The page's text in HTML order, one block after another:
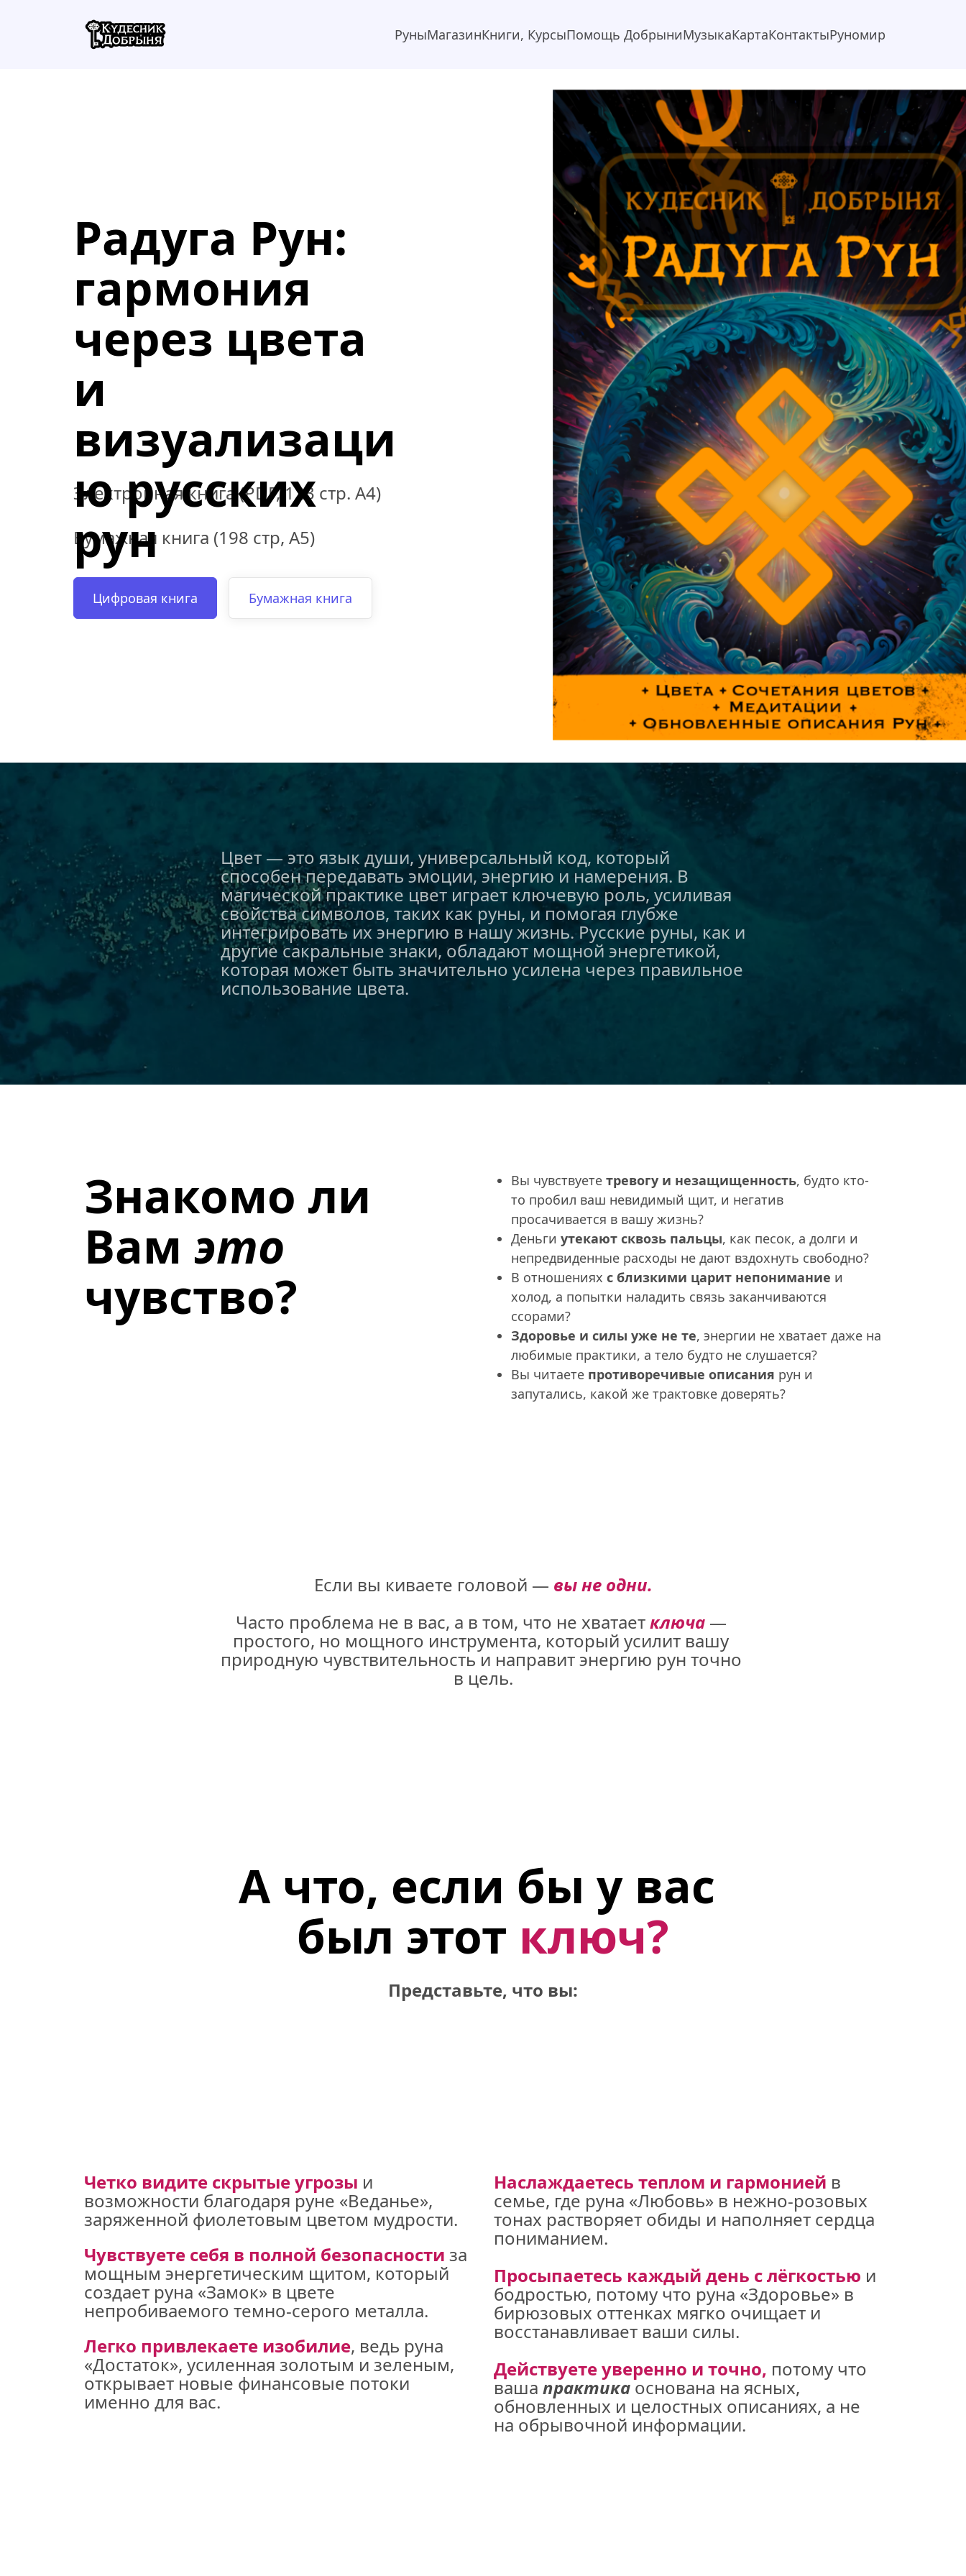
РуныМагазинКниги, КурсыПомощь ДобрыниМузыкаКартаКонтактыРуномир
Радуга Рун:
гармония
через цвета
и
визуализаци
ю русских
рун
Электронная книга (PDF, 123 стр. A4)
Бумажная книга (198 стр, А5)
Цифровая книга Бумажная книга
Цвет — это язык души, универсальный код, который
способен передавать эмоции, энергию и намерения. В
магической практике цвет играет ключевую роль, усиливая
свойства символов, таких как руны, и помогая глубже
интегрировать их энергию в нашу жизнь. Русские руны, как и
другие сакральные знаки, обладают мощной энергетикой,
которая может быть значительно усилена через правильное
использование цвета.
Знакомо ли
Вам это
чувство?
Вы чувствуете тревогу и незащищенность, будто кто-
то пробил ваш невидимый щит, и негатив
просачивается в вашу жизнь?
Деньги утекают сквозь пальцы, как песок, а долги и
непредвиденные расходы не дают вздохнуть свободно?
В отношениях с близкими царит непонимание и
холод, а попытки наладить связь заканчиваются
ссорами?
Здоровье и силы уже не те, энергии не хватает даже на
любимые практики, а тело будто не слушается?
Вы читаете противоречивые описания рун и
запутались, какой же трактовке доверять?
Если вы киваете головой — вы не одни.
Часто проблема не в вас, а в том, что не хватает ключа —
простого, но мощного инструмента, который усилит вашу
природную чувствительность и направит энергию рун точно
в цель.
А что, если бы у вас
был этот ключ?
Представьте, что вы:
Четко видите скрытые угрозы и
возможности благодаря руне «Веданье»,
заряженной фиолетовым цветом мудрости.
Чувствуете себя в полной безопасности за
мощным энергетическим щитом, который
создает руна «Замок» в цвете
непробиваемого темно-серого металла.
Легко привлекаете изобилие, ведь руна
«Достаток», усиленная золотым и зеленым,
открывает новые финансовые потоки
именно для вас.
Наслаждаетесь теплом и гармонией в
семье, где руна «Любовь» в нежно-розовых
тонах растворяет обиды и наполняет сердца
пониманием.
Просыпаетесь каждый день с лёгкостью и
бодростью, потому что руна «Здоровье» в
бирюзовых оттенках мягко очищает и
восстанавливает ваши силы.
Действуете уверенно и точно, потому что
ваша практика основана на ясных,
обновленных и целостных описаниях, а не
на обрывочной информации.